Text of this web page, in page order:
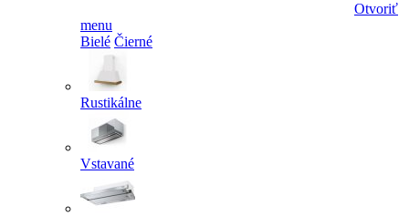
Otvoriť
menu
Bielé Čierné
Rustikálne
Vstavané